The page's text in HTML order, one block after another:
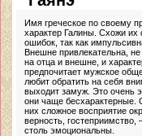
Имя греческое по своему
характер Галины. Схожи
ошибок, так как
Внешне привлекательна,
на отца и внешне, и
предпочитает мужское
любит обратить на себя
выходит замуж. Это очень
они чаще бесхарактерные.
них сложное восприятие
верность,
столь эмоциональны.